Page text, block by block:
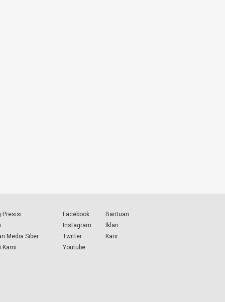
Presisi
Media Siber
Kami
Facebook
Instagram
Twitter
Youtube
Bantuan
Iklan
Karir